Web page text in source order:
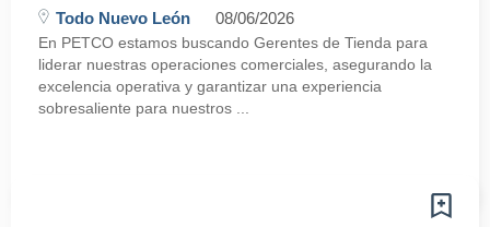
Todo Nuevo León 08/06/2026
En PETCO estamos buscando Gerentes de Tienda para
liderar nuestras operaciones comerciales, asegurando la
excelencia operativa y garantizar una experiencia
sobresaliente para nuestros ...